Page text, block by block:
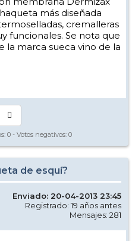
más diseñada
cremalleras
funcionales. Se nota que
la marca sueca vino de la
0 - Votos negativos: 0
de esquí?
Enviado: 20-04-2013 23:45
Registrado: 19 años antes
Mensajes: 281